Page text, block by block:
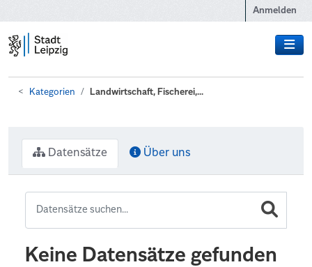
Anmelden
Kategorien Landwirtschaft, Fischerei,...
Datensätze Über uns
Keine Datensätze gefunden